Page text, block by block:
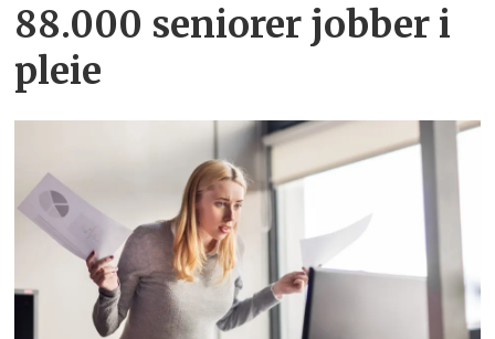
88.000 seniorer jobber i
pleie